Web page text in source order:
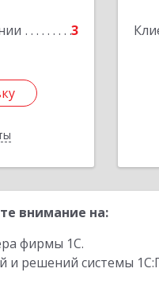
3
внимание на:
фирмы 1С.
и решений системы